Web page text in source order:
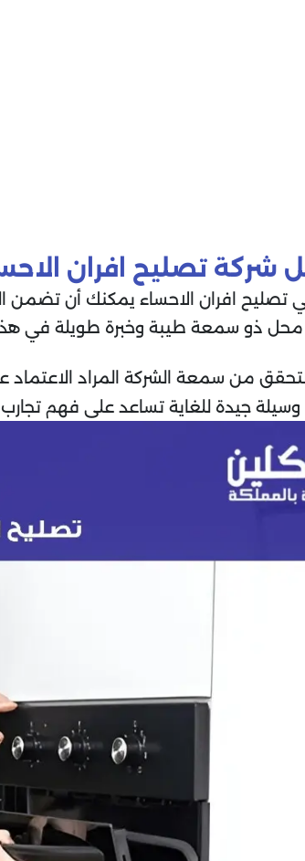
شركة تصليح افران
تصليح افران الاحساء يمكنك أن تضمن
ذو سمعة طيبة وخبرة طويلة في هذا
من سمعة الشركة المراد الاعتماد
وسيلة جيدة للغاية تساعد على فهم تجارب